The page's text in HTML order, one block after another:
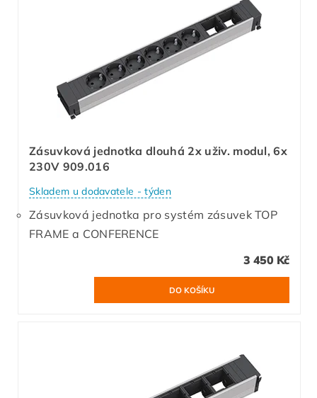
Zásuvková jednotka dlouhá 2x uživ. modul, 6x
230V 909.016
Skladem u dodavatele - týden
Zásuvková jednotka pro systém zásuvek TOP
FRAME a CONFERENCE
3 450 Kč